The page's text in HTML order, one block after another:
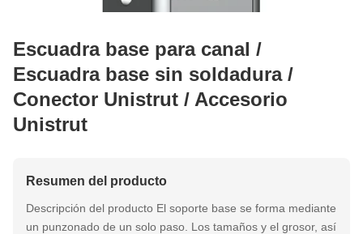
Escuadra base para canal /
Escuadra base sin soldadura /
Conector Unistrut / Accesorio
Unistrut
Resumen del producto
Descripción del producto El soporte base se forma mediante
un punzonado de un solo paso. Los tamaños y el grosor, así